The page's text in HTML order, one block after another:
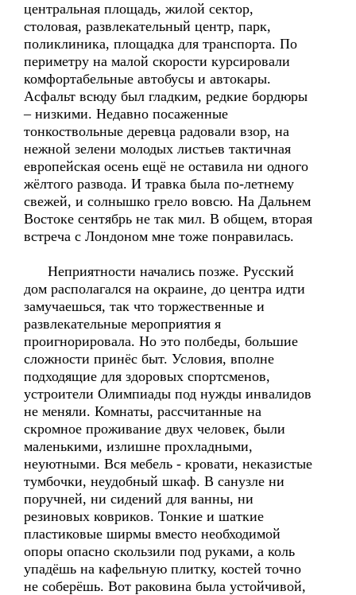
центральная площадь, жилой сектор,
столовая, развлекательный центр, парк,
поликлиника, площадка для транспорта. По
периметру на малой скорости курсировали
комфортабельные автобусы и автокары.
Асфальт всюду был гладким, редкие бордюры
– низкими. Недавно посаженные
тонкоствольные деревца радовали взор, на
нежной зелени молодых листьев тактичная
европейская осень ещё не оставила ни одного
жёлтого развода. И травка была по-летнему
свежей, и солнышко грело вовсю. На Дальнем
Востоке сентябрь не так мил. В общем, вторая
встреча с Лондоном мне тоже понравилась.
Неприятности начались позже. Русский
дом располагался на окраине, до центра идти
замучаешься, так что торжественные и
развлекательные мероприятия я
проигнорировала. Но это полбеды, большие
сложности принёс быт. Условия, вполне
подходящие для здоровых спортсменов,
устроители Олимпиады под нужды инвалидов
не меняли. Комнаты, рассчитанные на
скромное проживание двух человек, были
маленькими, излишне прохладными,
неуютными. Вся мебель - кровати, неказистые
тумбочки, неудобный шкаф. В санузле ни
поручней, ни сидений для ванны, ни
резиновых ковриков. Тонкие и шаткие
пластиковые ширмы вместо необходимой
опоры опасно скользили под руками, а коль
упадёшь на кафельную плитку, костей точно
не соберёшь. Вот раковина была устойчивой,